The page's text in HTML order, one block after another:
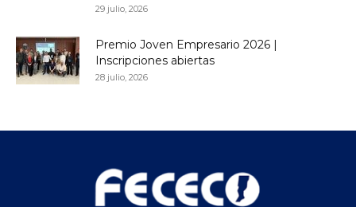
29 julio, 2026
Premio Joven Empresario 2026 |
Inscripciones abiertas
28 julio, 2026